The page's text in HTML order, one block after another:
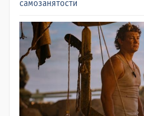
самозанятости